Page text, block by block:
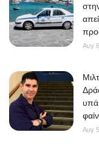
Αυγ
Αυγ